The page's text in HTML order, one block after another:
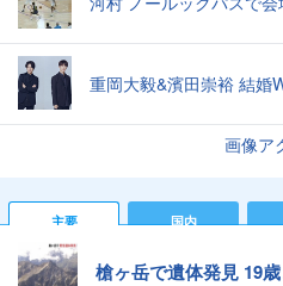
重岡大毅&濱田崇裕 結婚
画像ア
主要 国内
槍ヶ岳で遺体発見 19